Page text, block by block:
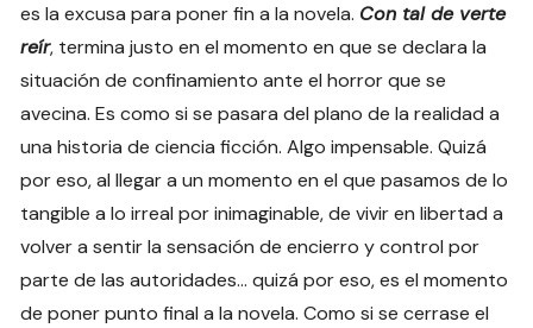
es la excusa para poner fin a la novela. Con tal de verte
reír, termina justo en el momento en que se declara la
situación de confinamiento ante el horror que se
avecina. Es como si se pasara del plano de la realidad a
una historia de ciencia ficción. Algo impensable. Quizá
por eso, al llegar a un momento en el que pasamos de lo
tangible a lo irreal por inimaginable, de vivir en libertad a
volver a sentir la sensación de encierro y control por
parte de las autoridades… quizá por eso, es el momento
de poner punto final a la novela. Como si se cerrase el